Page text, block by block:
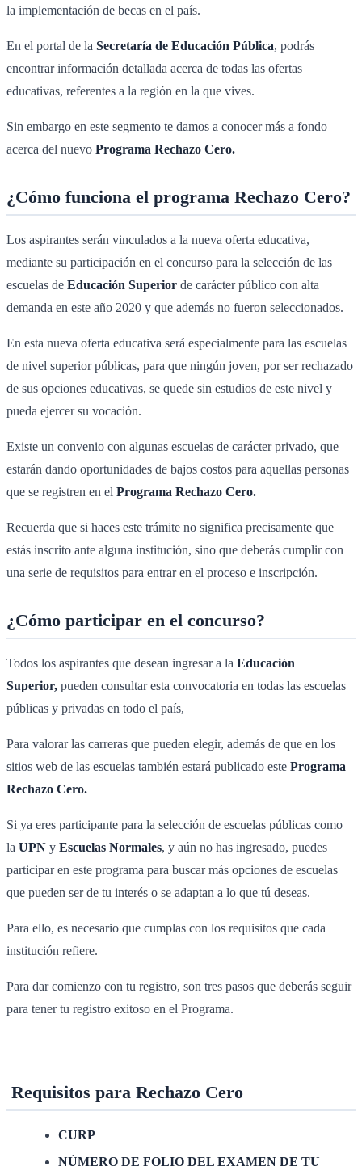
la implementación de becas en el país.
En el portal de la Secretaría de Educación Pública, podrás
encontrar información detallada acerca de todas las ofertas
educativas, referentes a la región en la que vives.
Sin embargo en este segmento te damos a conocer más a fondo
acerca del nuevo Programa Rechazo Cero.
¿Cómo funciona el programa Rechazo Cero?
Los aspirantes serán vinculados a la nueva oferta educativa,
mediante su participación en el concurso para la selección de las
escuelas de Educación Superior de carácter público con alta
demanda en este año 2020 y que además no fueron seleccionados.
En esta nueva oferta educativa será especialmente para las escuelas
de nivel superior públicas, para que ningún joven, por ser rechazado
de sus opciones educativas, se quede sin estudios de este nivel y
pueda ejercer su vocación.
Existe un convenio con algunas escuelas de carácter privado, que
estarán dando oportunidades de bajos costos para aquellas personas
que se registren en el Programa Rechazo Cero.
Recuerda que si haces este trámite no significa precisamente que
estás inscrito ante alguna institución, sino que deberás cumplir con
una serie de requisitos para entrar en el proceso e inscripción.
¿Cómo participar en el concurso?
Todos los aspirantes que desean ingresar a la Educación
Superior, pueden consultar esta convocatoria en todas las escuelas
públicas y privadas en todo el país,
Para valorar las carreras que pueden elegir, además de que en los
sitios web de las escuelas también estará publicado este Programa
Rechazo Cero.
Si ya eres participante para la selección de escuelas públicas como
la UPN y Escuelas Normales, y aún no has ingresado, puedes
participar en este programa para buscar más opciones de escuelas
que pueden ser de tu interés o se adaptan a lo que tú deseas.
Para ello, es necesario que cumplas con los requisitos que cada
institución refiere.
Para dar comienzo con tu registro, son tres pasos que deberás seguir
para tener tu registro exitoso en el Programa.
Requisitos para Rechazo Cero
CURP
NÚMERO DE FOLIO DEL EXAMEN DE TU